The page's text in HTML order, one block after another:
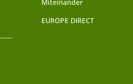
Miteinander
EUROPE DIRECT